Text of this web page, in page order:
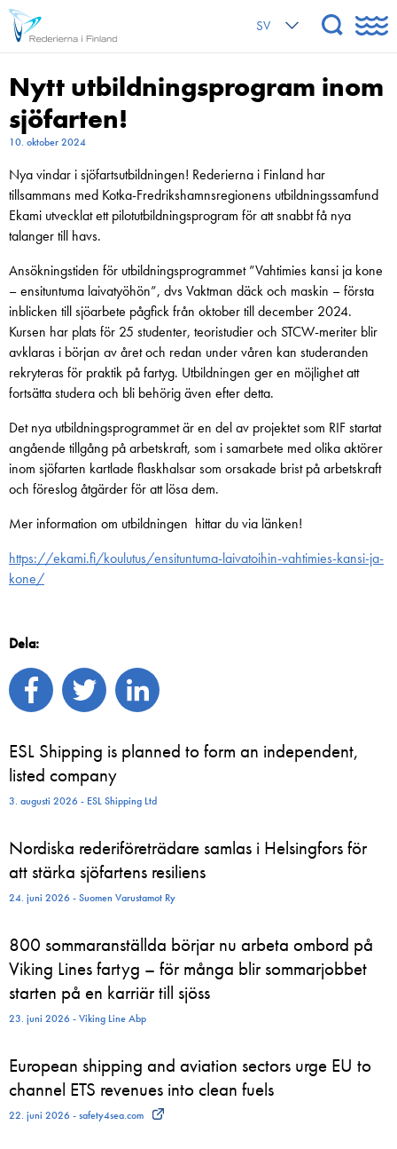
SV
Nytt utbildningsprogram inom
sjöfarten!
10. oktober 2024
Nya vindar i sjöfartsutbildningen! Rederierna i Finland har
tillsammans med Kotka-Fredrikshamnsregionens utbildningssamfund
Ekami utvecklat ett pilotutbildningsprogram för att snabbt få nya
talanger till havs.
Ansökningstiden för utbildningsprogrammet ”Vahtimies kansi ja kone
– ensituntuma laivatyöhön”, dvs Vaktman däck och maskin – första
inblicken till sjöarbete pågfick från oktober till december 2024.
Kursen har plats för 25 studenter, teoristudier och STCW-meriter blir
avklaras i början av året och redan under våren kan studeranden
rekryteras för praktik på fartyg. Utbildningen ger en möjlighet att
fortsätta studera och bli behörig även efter detta.
Det nya utbildningsprogrammet är en del av projektet som RIF startat
angående tillgång på arbetskraft, som i samarbete med olika aktörer
inom sjöfarten kartlade flaskhalsar som orsakade brist på arbetskraft
och föreslog åtgärder för att lösa dem.
Mer information om utbildningen hittar du via länken!
https://ekami.fi/koulutus/ensituntuma-laivatoihin-vahtimies-kansi-ja-
kone/
Dela:
ESL Shipping is planned to form an independent,
listed company
3. augusti 2026 - ESL Shipping Ltd
Nordiska rederiföreträdare samlas i Helsingfors för
att stärka sjöfartens resiliens
24. juni 2026 - Suomen Varustamot Ry
800 sommaranställda börjar nu arbeta ombord på
Viking Lines fartyg – för många blir sommarjobbet
starten på en karriär till sjöss
23. juni 2026 - Viking Line Abp
European shipping and aviation sectors urge EU to
channel ETS revenues into clean fuels
22. juni 2026 - safety4sea.com